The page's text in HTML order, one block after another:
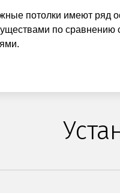
потолки имеют ряд
по сравнению